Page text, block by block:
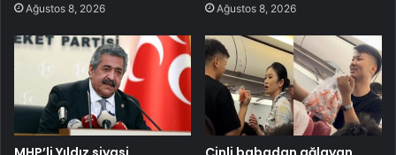
Ağustos 8, 2026 Ağustos 8, 2026